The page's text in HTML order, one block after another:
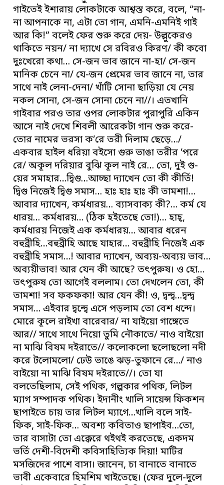
গাইতেই ইশারায় লোকটাকে আশ্বস্ত করে, বলে, “না-
না আপনাকে না, এটা তো গান, এমনি-এমনিই গাই
আর কি!” বলেই ফের শুরু করে দেয়- উল্লুকেরও
থাকিতে নয়ন/ না দ্যাখে সে রবিরও কিরণ/ কী কবো
দুঃখেরো কথা… সে-জন ভাব জানে না-হা/ সে-জন
মানিক চেনে না/ যে-জন প্রেমের ভাব জানে না, তার
সাথে নাই লেনা-দেনা/ খাঁটি সোনা ছাড়িয়া যে নেয়
নকল সোনা, সে-জন সোনা চেনে না//। এতখানি
গাইবার পরও তার ওপর লোকটার পুরাপুরি একিন
আসে নাই দেখে শিবলী আরেকটা গান শুরু করে-
তোর নামের ভরসা ক’রে তরীদিলাম ছেড়ে…/
একবার হাইল ধরিয়া বইসো গুরু ভাঙা তরীর ’পরে
রে/ অকূল দরিয়ার বুঝি কূল নাই রে… তো, দুই গু-
য়ের সমাহার…দ্বিগু…আচ্ছা দ্যাখেন তো কী কীর্তি!
দ্বিগু নিজেই দ্বিগু সমাস… হাঃ হাঃ হাঃ কী তামশা!…
আবার দ্যাখেন, কর্মধারয়… ব্যাসবাক্য কী?… কর্ম যে
ধারয়… কর্মধারয়… (ঠিক হইতেছে তো!)… হাহ্,
কর্মধারয় নিজেই এক কর্মধারয়… আবার ধরেন
বহুব্রীহি…বহুব্রীহি আছে যাহার… বহুব্রীহি নিজেই এক
বহুব্রীহি সমাস…! আবার দ্যাখেন, অব্যয়-অব্যয় ভাব…
অব্যয়ীভাব! আর যেন কী আছে? তৎপুরুষ। ও হো…
তৎপুরুষ তো আগেই বললাম। তো দেখলেন তো, কী
তামশা! সব ফকফকা! আর যেন কী! ও, দ্বন্দ্ব…দ্বন্দ্ব
সমাস… এইবার দ্বন্দ্বে এসে পড়লাম তো বেশ ধন্দে।
মোরে কূলে রাইখা বারেবার/ না যাইয়ো গাঙ্গেতে
আর// সাথে সাথে নিয়ো তুমি নৌকাতে/ নাও বাইয়ো
না মাঝি বিষম দইরাতে// কলোকলো ছলোছলো নদী
করে টলোমলো/ ঢেউ ভাঙে ঝড়-তুফানে রে…/ নাও
বাইয়ো না মাঝি বিষম দইরাতে//। তো যা
বলতেছিলাম, সেই পথিক, গল্পকার পথিক, লিটল
ম্যাগ সম্পাদক পথিক। ইদানীং খালি সায়েন্স ফিকশন
ছাপাইতে চায় তার লিটল ম্যাগে…খালি বলে সাই-
ফিক, সাই-ফিক… অবশ্য কবিতাও ছাপাইব…তো,
তার বাসাটা তো এক্কেরে থইথই করতেছে, একদম
ভর্তি দেশী-বিদেশী কবিসাহিত্যিক দিয়া! মাটির
মসজিদের পাশে বাসা। জানেন, চা বানাতে বানাতে
ভাবী একেবারে হিমশিম খাইতেছে। (ফের দুলে-দুলে